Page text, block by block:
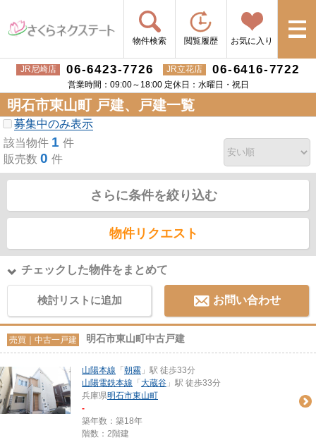
物件検索 閲覧履歴 お気に入り
JR尼崎店 06-6423-7726 JR立花店 06-6416-7722
営業時間：09:00～18:00 定休日：水曜日・祝日
明石市東山町 戸建、戸建一覧
募集中のみ表示
該当物件 1 件
販売数 0 件
さらに条件を絞り込む
物件リクエスト
チェックした物件をまとめて
検討リストに追加 お問い合わせ
売買｜中古一戸建 明石市東山町中古戸建
山陽本線 「 朝霧 」駅 徒歩33分
山陽電鉄本線 「 大蔵谷 」駅 徒歩33分
兵庫県明石市東山町
-
築年数：築18年
階数：2階建